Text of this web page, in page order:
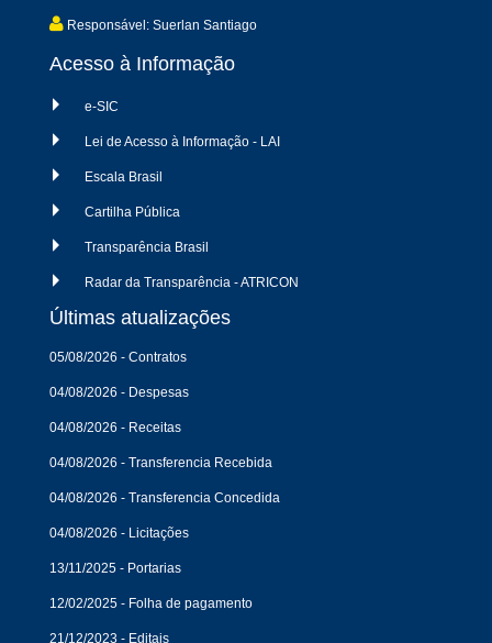
Responsável: Suerlan Santiago
Acesso à Informação
e-SIC
Lei de Acesso à Informação - LAI
Escala Brasil
Cartilha Pública
Transparência Brasil
Radar da Transparência - ATRICON
Últimas atualizações
05/08/2026 - Contratos
04/08/2026 - Despesas
04/08/2026 - Receitas
04/08/2026 - Transferencia Recebida
04/08/2026 - Transferencia Concedida
04/08/2026 - Licitações
13/11/2025 - Portarias
12/02/2025 - Folha de pagamento
21/12/2023 - Editais